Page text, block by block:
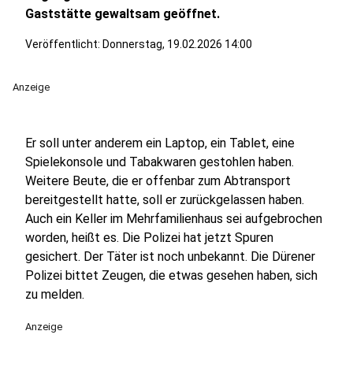
Gaststätte gewaltsam geöffnet.
Veröffentlicht: Donnerstag, 19.02.2026 14:00
Anzeige
Er soll unter anderem ein Laptop, ein Tablet, eine
Spielekonsole und Tabakwaren gestohlen haben.
Weitere Beute, die er offenbar zum Abtransport
bereitgestellt hatte, soll er zurückgelassen haben.
Auch ein Keller im Mehrfamilienhaus sei aufgebrochen
worden, heißt es. Die Polizei hat jetzt Spuren
gesichert. Der Täter ist noch unbekannt. Die Dürener
Polizei bittet Zeugen, die etwas gesehen haben, sich
zu melden.
Anzeige